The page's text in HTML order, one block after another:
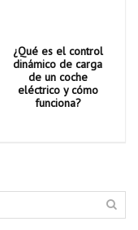
¿Qué es el control
dinámico de carga
de un coche
eléctrico y cómo
funciona?